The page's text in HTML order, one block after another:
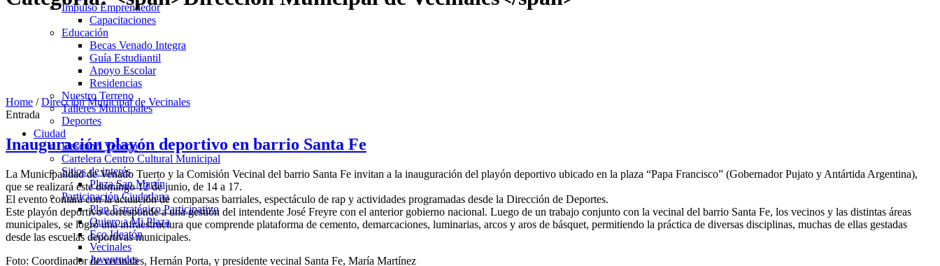
Impulso Emprendedor
Capacitaciones
Educación
Becas Venado Integra
Guía Estudiantil
Apoyo Escolar
Residencias
Nuestro Terreno
Talleres Municipales
Deportes
Ciudad
Descubrí Venado
Cartelera Centro Cultural Municipal
Sitios de interés
Plaza San Martín
Participación Ciudadana
Plan Estratégico Participativo
Quiero a Mi Plaza
Eco Ideatón
Vecinales
Juventudes
Home /Dirección Municipal de Vecinales
Entrada
Inauguración playón deportivo en barrio Santa Fe
La Municipalidad de Venado Tuerto y la Comisión Vecinal del barrio Santa Fe invitan a la inauguración del playón deportivo ubicado en la plaza “Papa Francisco” (Gobernador Pujato y Antártida Argentina),
que se realizará este domingo 12 de junio, de 14 a 17.
El evento contará con la actuación de comparsas barriales, espectáculo de rap y actividades programadas desde la Dirección de Deportes.
Este playón deportivo corresponde a una gestión del intendente José Freyre con el anterior gobierno nacional. Luego de un trabajo conjunto con la vecinal del barrio Santa Fe, los vecinos y las distintas áreas
municipales, se logró una infraestructura que comprende plataforma de cemento, demarcaciones, luminarias, arcos y aros de básquet, permitiendo la práctica de diversas disciplinas, muchas de ellas gestadas
desde las escuelas deportivas municipales.
Foto: Coordinador de vecinales, Hernán Porta, y presidente vecinal Santa Fe, María Martínez